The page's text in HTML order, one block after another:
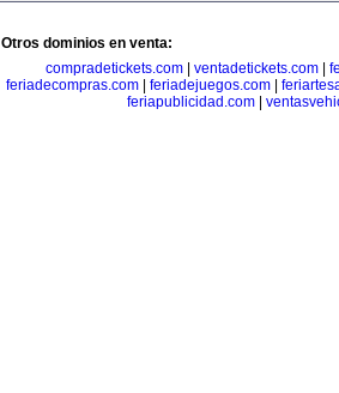
Otros dominios en venta:
compradetickets.com| ventadetickets.com|
feriadecompras.com| feriadejuegos.com|
feriapublicidad.com